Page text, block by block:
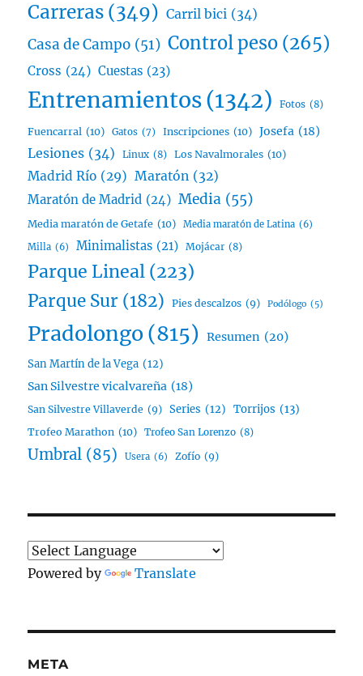
Carreras (349) Carril bici (34)
Casa de Campo (51) Control peso (265)
Cross (24) Cuestas (23)
Entrenamientos(1342) Fotos (8)
Fuencarral (10) Gatos (7) Inscripciones (10) Josefa (18)
Lesiones (34) Linux (8) Los Navalmorales (10)
Madrid Río (29) Maratón (32)
Maratón de Madrid (24) Media (55)
Media maratón de Getafe (10) Media maratón de Latina (6)
Milla (6) Minimalistas (21) Mojácar (8)
Parque Lineal (223)
Parque Sur (182) Pies descalzos (9) Podólogo (5)
Pradolongo(815) Resumen (20)
San Martín de la Vega (12)
San Silvestre vicalvareña (18)
San Silvestre Villaverde (9) Series (12) Torrijos (13)
Trofeo Marathon (10) Trofeo San Lorenzo (8)
Umbral (85) Usera (6) Zofío (9)
Powered by Translate
META